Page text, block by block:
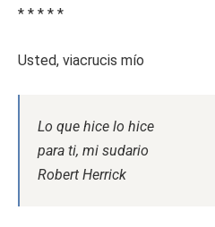
* * * * *
Usted, viacrucis mío
Lo que hice lo hice
para ti, mi sudario
Robert Herrick